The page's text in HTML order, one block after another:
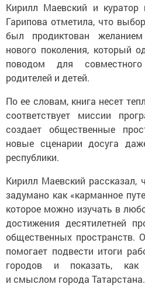
Кирилл Маевский и куратор
Гарипова отметила, что
был продиктован
нового поколения, который
поводом для совместного
родителей и детей.
По ее словам, книга несет
соответствует миссии
создает общественные
новые сценарии досуга
республики.
Кирилл Маевский рассказал,
задумано как «карманное
которое можно изучать в
достижения десятилетней
общественных пространств.
помогает подвести итоги
городов и показать,
и смыслом города Татарстана.